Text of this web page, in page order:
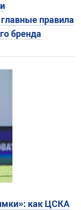
правила
бренда
как ЦСКА